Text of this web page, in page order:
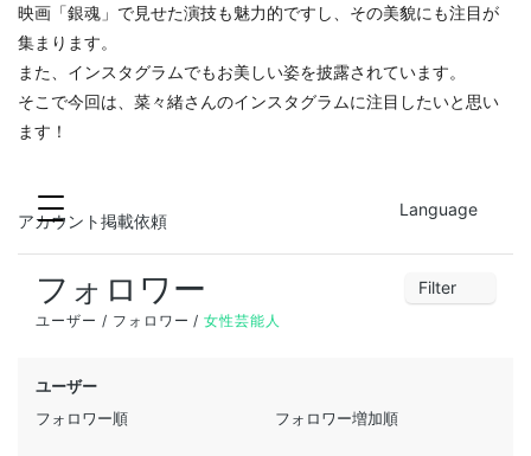
映画「銀魂」で見せた演技も魅力的ですし、その美貌にも注目が
集まります。
また、インスタグラムでもお美しい姿を披露されています。
そこで今回は、菜々緒さんのインスタグラムに注目したいと思い
ます！